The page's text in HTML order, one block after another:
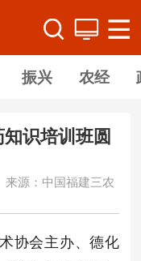
振兴 农经
识培训班圆
源：中国福建三农
协会主办、德化